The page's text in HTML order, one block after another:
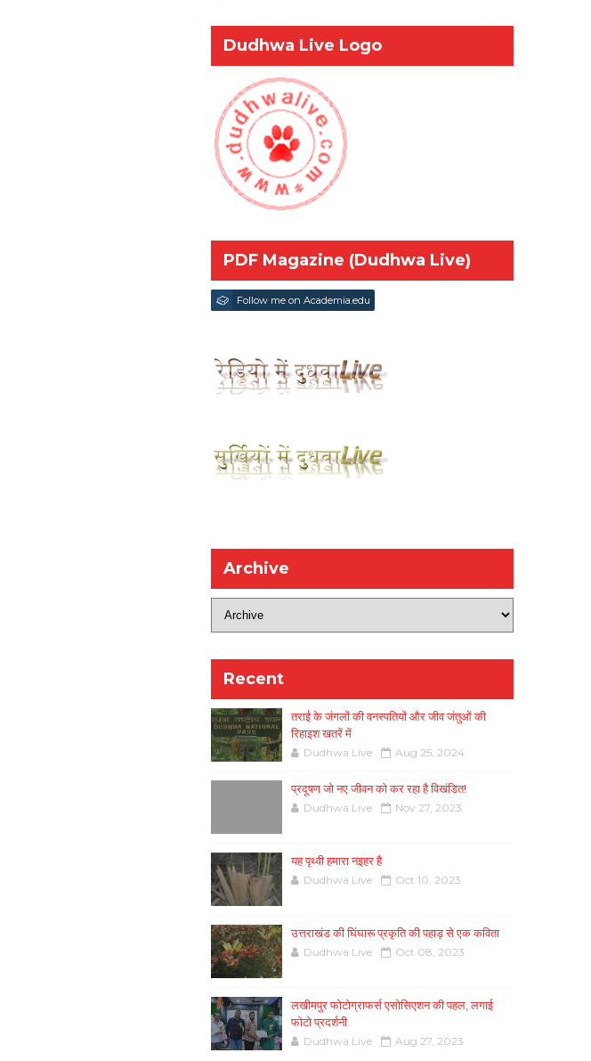
Dudhwa Live Logo
PDF Magazine (Dudhwa Live)
Follow me on Academia.edu
Archive
Recent
तराई के जंगलों की वनस्पतियों और जीव जंतुओं की
रिहाइश खतरें में
Dudhwa Live Aug 25, 2024
प्रदूषण जो नए जीवन को कर रहा है विखंडित!
Dudhwa Live Nov 27, 2023
यह पृथ्वी हमारा नइहर है
Dudhwa Live Oct 10, 2023
उत्तराखंड की घिंघारू प्रकृति की पहाड़ से एक कविता
Dudhwa Live Oct 08, 2023
लखीमपुर फोटोग्राफर्स एसोसिएशन की पहल, लगाई
फोटो प्रदर्शनी
Dudhwa Live Aug 27, 2023